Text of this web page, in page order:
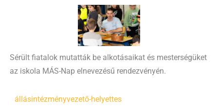
Sérült fiatalok mutatták be alkotásaikat és mesterségüket
az iskola MÁS-Nap elnevezésű rendezvényén.
állásintézményvezető-helyettes